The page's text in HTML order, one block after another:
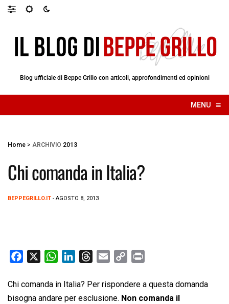
Blog ufficiale di Beppe Grillo con articoli, approfondimenti ed opinioni
MENU ≡
☰
Home > ARCHIVIO 2013
Chi comanda in Italia?
BEPPEGRILLO.IT - AGOSTO 8, 2013
c
e
W
a
t
n
k
r
e
a
i
p
y
i
n
Chi comanda in Italia? Per rispondere a questa domanda
bisogna andare per esclusione. Non comanda il